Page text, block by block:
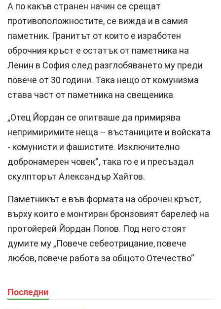
А по какъв странен начин се срещат
противоположностите, се вижда и в самия
паметник. Гранитът от които е изработен
оброчния кръст е остатък от паметника на
Ленин в София след разглобяването му преди
повече от 30 години. Така нещо от комунизма
става част от паметника на свещеника.
„Отец Йордан се опитваше да примирява
непримиримите неща – въстаниците и войската
- комунисти и фашистите. Изключително
добронамерен човек“, така го е и пресъздал
скулпторът Александър Хайтов.
Паметникът е във формата на оброчен кръст,
върху които е монтиран бронзовият барелеф на
протойерей Йордан Попов. Под него стоят
думите му „Повече себеотрицание, повече
любов, повече работа за общото Отечество“
Последни